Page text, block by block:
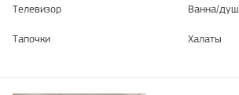
Телевизор Ванна/душ
Тапочки Халаты